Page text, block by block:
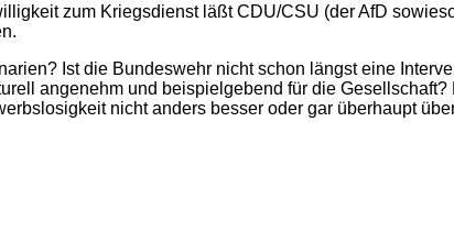
zum Kriegsdienst läßt CDU/CSU (der AfD
Ist die Bundeswehr nicht schon längst eine
angenehm und beispielgebend für die
nicht anders besser oder gar überhaupt